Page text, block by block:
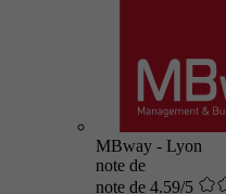
MBway - Lyon
note de
note de 4.59/5